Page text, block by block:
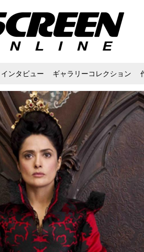
インタビュー ギャラリーコレクション